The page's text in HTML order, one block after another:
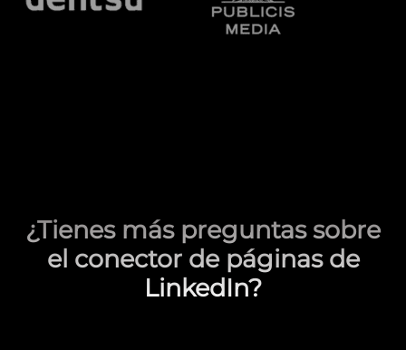
¿Tienes más preguntas sobre
el conector de páginas de
LinkedIn?